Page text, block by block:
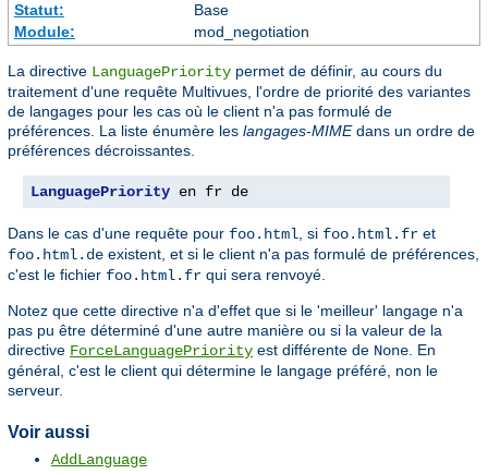
Statut:
Base
Module:
mod_negotiation
La directive LanguagePriority permet de définir, au cours du
traitement d'une requête Multivues, l'ordre de priorité des variantes
de langages pour les cas où le client n'a pas formulé de
préférences. La liste énumère les langages-MIMEdans un ordre de
préférences décroissantes.
LanguagePriority en fr de
Dans le cas d'une requête pour foo.html, si foo.html.fr et
foo.html.de existent, et si le client n'a pas formulé de préférences,
c'est le fichier foo.html.fr qui sera renvoyé.
Notez que cette directive n'a d'effet que si le 'meilleur' langage n'a
pas pu être déterminé d'une autre manière ou si la valeur de la
directive ForceLanguagePriority est différente de None. En
général, c'est le client qui détermine le langage préféré, non le
serveur.
Voir aussi
AddLanguage